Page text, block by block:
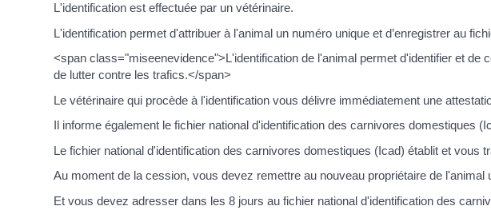
L'identification est effectuée par un vétérinaire.
L'identification permet d'attribuer à l'animal un numéro unique et d’enregistrer au
<span class="miseenevidence">L'identification de l'animal permet d'identifier et
de lutter contre les trafics.</span>
Le vétérinaire qui procède à l'identification vous délivre immédiatement une
Il informe également le fichier national d'identification des carnivores domestiques
Le fichier national d'identification des carnivores domestiques (Icad) établit et vous
Au moment de la cession, vous devez remettre au nouveau propriétaire de l'animal
Et vous devez adresser dans les 8 jours au fichier national d'identification des